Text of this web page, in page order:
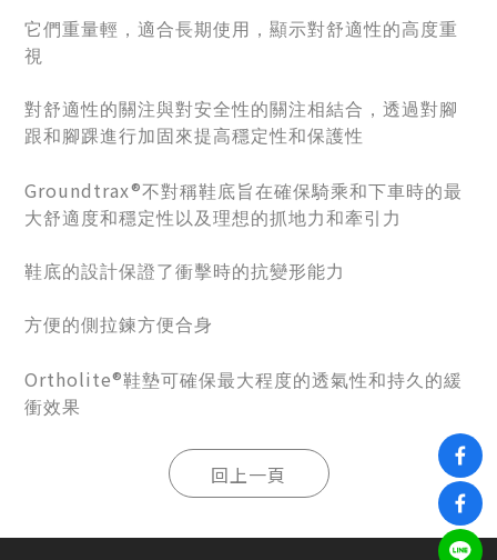
它們重量輕，適合長期使用，顯示對舒適性的高度重
視
對舒適性的關注與對安全性的關注相結合，透過對腳
跟和腳踝進行加固來提高穩定性和保護性
Groundtrax®不對稱鞋底旨在確保騎乘和下車時的最
大舒適度和穩定性以及理想的抓地力和牽引力
鞋底的設計保證了衝擊時的抗變形能力
方便的側拉鍊方便合身
Ortholite®鞋墊可確保最大程度的透氣性和持久的緩
衝效果